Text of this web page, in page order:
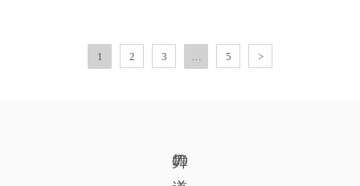
1 2 3 … 5
舞の道